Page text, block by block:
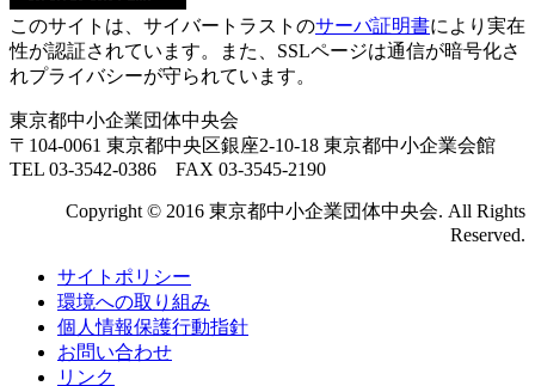
このサイトは、サイバートラストのサーバ証明書により実在
性が認証されています。また、SSLページは通信が暗号化さ
れプライバシーが守られています。
東京都中小企業団体中央会
〒104-0061 東京都中央区銀座2-10-18 東京都中小企業会館
TEL 03-3542-0386 FAX 03-3545-2190
Copyright © 2016 東京都中小企業団体中央会. All Rights
Reserved.
サイトポリシー
環境への取り組み
個人情報保護行動指針
お問い合わせ
リンク